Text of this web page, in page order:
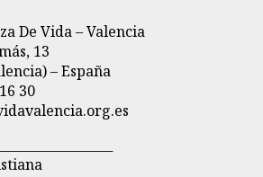
De Vida – Valencia
13
– España
30